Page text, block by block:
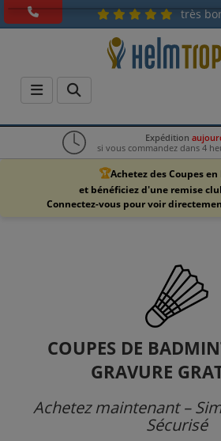
très
Expédition
si vous commandez dans 4
🏆Achetez des Coupes
et bénéficiez d'une remise
Connectez-vous pour voir
COUPES DE
GRAVURE
Achetez maintenant –
Sécurisé